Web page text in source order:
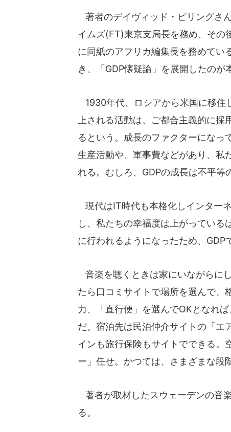
著者のデイヴィッド・ピリングさ
イムズ(FT)東京支局長を務め、その
に同紙のアフリカ編集長を務めてい
き、「GDP懐疑論」を展開したのが
1930年代、ロシアから米国に移住
上される活動は、ご都合主義的に
るという。成長のファクターになっ
生産活動や、軍事費などがあり、私
れる。むしろ、GDPの成長は不平等
現代はIT時代も本格化しインター
し、私たちの幸福度は上がってい
に行われるようになったため、GDP
音楽を聴くときは家にいながらに
たら口コミサイトで場所を選んで、
力、「直行便」を選んでOKとなれ
だ。宿泊先は民泊仲介サイトの「エ
インも旅行保険もサイトでできる。
ー」任せ。かつては、さまざまな段
著者が取材したスウェーデンの音
る。